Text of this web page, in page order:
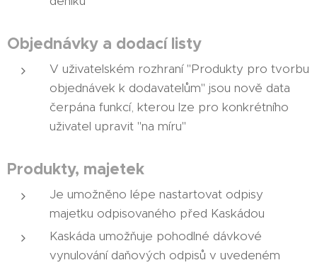
Objednávky a dodací listy
V uživatelském rozhraní "Produkty pro tvorbu
objednávek k dodavatelům" jsou nově data
čerpána funkcí, kterou lze pro konkrétního
uživatel upravit "na míru"
Produkty, majetek
Je umožněno lépe nastartovat odpisy
majetku odpisovaného před Kaskádou
Kaskáda umožňuje pohodlné dávkové
vynulování daňových odpisů v uvedeném